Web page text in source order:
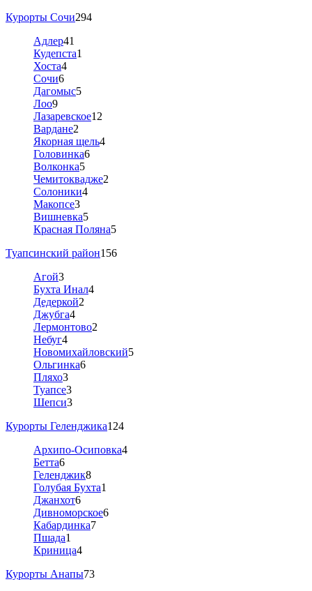
Курорты Сочи294
Адлер41
Кудепста1
Хоста4
Сочи6
Дагомыс5
Лоо9
Лазаревское12
Вардане2
Якорная щель4
Головинка6
Волконка5
Чемитоквадже2
Солоники4
Макопсе3
Вишневка5
Красная Поляна5
Туапсинский район156
Агой3
Бухта Инал4
Дедеркой2
Джубга4
Лермонтово2
Небуг4
Новомихайловский5
Ольгинка6
Пляхо3
Туапсе3
Шепси3
Курорты Геленджика124
Архипо-Осиповка4
Бетта6
Геленджик8
Голубая Бухта1
Джанхот6
Дивноморское6
Кабардинка7
Пшада1
Криница4
Курорты Анапы73